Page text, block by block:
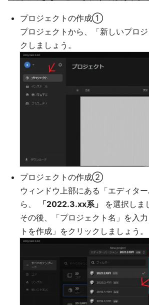
プロジェクトの作成①
プロジェクトから、「新しいプロ
クしましょう。
プロジェクトの作成②
ウィンドウ上部にある「エディタ
ら、
「2022.3.xx系」
を選択しま
その後、「プロジェクト名」を入
トを作成」をクリックしましょう。